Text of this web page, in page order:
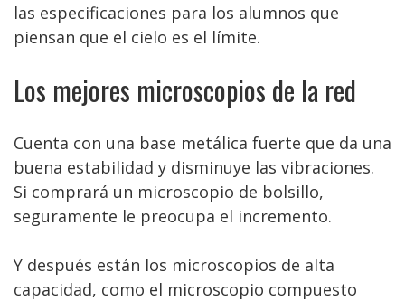
las especificaciones para los alumnos que
piensan que el cielo es el límite.
Los mejores microscopios de la red
Cuenta con una base metálica fuerte que da una
buena estabilidad y disminuye las vibraciones.
Si comprará un microscopio de bolsillo,
seguramente le preocupa el incremento.
Y después están los microscopios de alta
capacidad, como el microscopio compuesto